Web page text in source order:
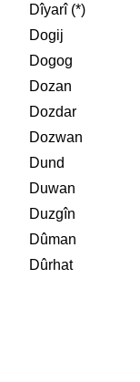
Dîyarî (*)
Dogij
Dogog
Dozan
Dozdar
Dozwan
Dund
Duwan
Duzgîn
Dûman
Dûrhat